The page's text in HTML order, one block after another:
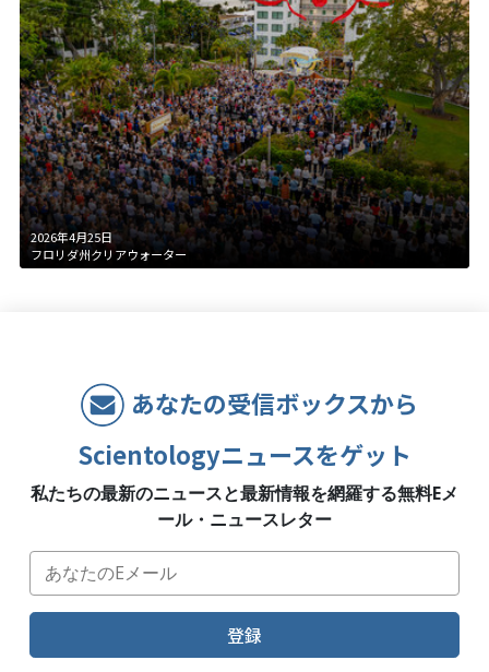
2026年4月25日
フロリダ州クリアウォーター
あなたの受信ボックスから
Scientologyニュースをゲット
私たちの最新のニュースと最新情報を網羅する無料Eメ
ール・ニュースレター
登録